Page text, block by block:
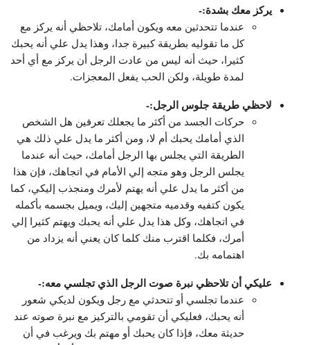
يركز معك بشدة:-
عندما تتحدثين معه ويكون أمامك، تلاحظي أنه يركز مع
كل ما تقوليه بطريقة كبيرة جدا، وهذا يدل علي أنه يحبك
كثيرا، حيث أنه ليس من عادت الرجل أن يركز مع أي أحد
لمدة طويلة، ولكن الحب يفعل المعجزات.
لاحظي طريقة جلوس الرجل:-
حركات الجسد من أكثر ما يجعلك تعرفين هل الشخص
الذي أمامك يحبك أم لا، ومن أكثر ما يدل علي ذلك هي
الطريقة التي يجلس بها الرجل أمامك، حيث أنه عندما
يجلس الرجل وهو متجه إلي الأمام في اتجاهك، فإن هذا
من أكثر ما يدل علي أنه يهتم لأمرك ومنجذب إليكي، كما
يكون كتفيه وقدميه متجهين إليك، ويميل بجسمه بأكمله
في اتجاهك، وكل هذا يدل علي أنه يحبك ويهتم كثيرا إلي
أمرك، فكلما اقترب منك كلما كان يعني أنه يزداد من
اهتمامه بك.
عليكي أن تلاحظي نبرة صوت الرجل الذي تجلسي معه:-
عندما تجلسي أو تتحدثي مع رجل ويكون لديكي شعور
أنه يحبك، فعليكي أن تقومي بالتركيز مع نبرة صوته عند
حديثة معك، فإذا كان يحبك أو مهتم بك ويرغب في أن